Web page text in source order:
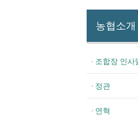
농협소개
· 조합장 인사
· 정관
· 연혁